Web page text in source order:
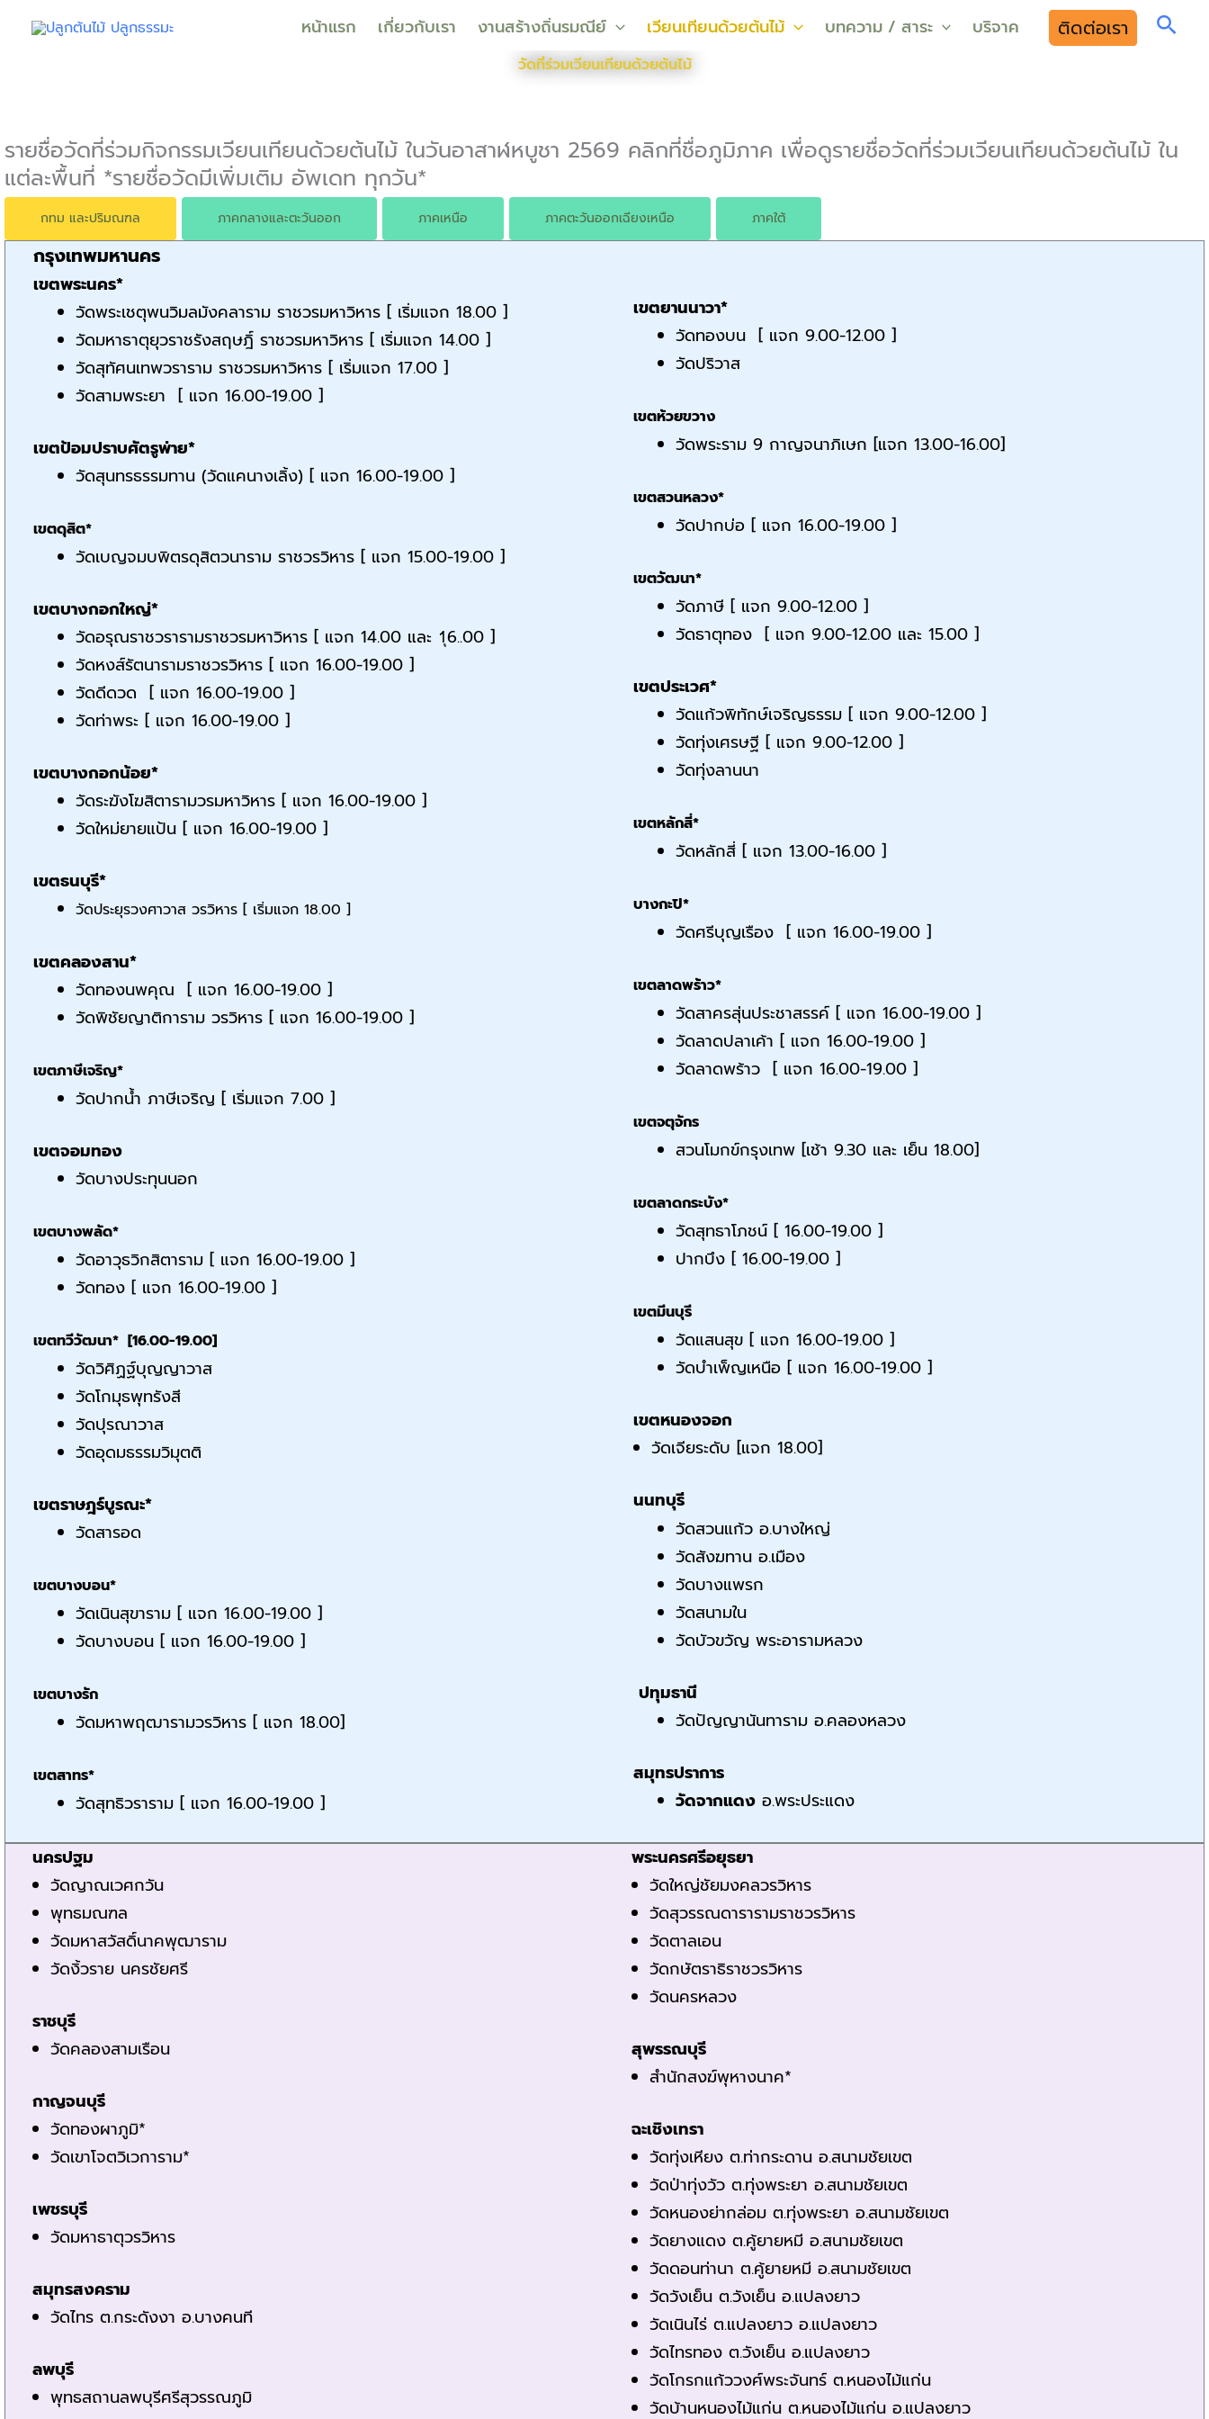
หน้าแรก เกี่ยวกับเรา งานสร้างถิ่นรมณีย์ เวียนเทียนด้วยต้นไม้ บทความ / สาระ บริจาค ติดต่อเรา
วัดที่ร่วมเวียนเทียนด้วยต้นไม้
รายชื่อวัดที่ร่วมกิจกรรมเวียนเทียนด้วยต้นไม้ ในวันอาสาฬหบูชา 2569 คลิกที่ชื่อภูมิภาค เพื่อดูรายชื่อวัดที่ร่วมเวียนเทียนด้วยต้นไม้ ใน
แต่ละพื้นที่ *รายชื่อวัดมีเพิ่มเติม อัพเดท ทุกวัน*
กทม และปริมณฑล ภาคกลางและตะวันออก ภาคเหนือ ภาคตะวันออกเฉียงเหนือ ภาคใต้
กรุงเทพมหานคร
เขตพระนคร*
วัดพระเชตุพนวิมลมังคลาราม ราชวรมหาวิหาร [ เริ่มแจก 18.00 ]
วัดมหาธาตุยุวราชรังสฤษฎิ์ ราชวรมหาวิหาร [ เริ่มแจก 14.00 ]
วัดสุทัศนเทพวราราม ราชวรมหาวิหาร [ เริ่มแจก 17.00 ]
วัดสามพระยา [ แจก 16.00-19.00 ]
เขตป้อมปราบศัตรูพ่าย*
วัดสุนทรธรรมทาน (วัดแคนางเลิ้ง) [ แจก 16.00-19.00 ]
เขตดุสิต*
วัดเบญจมบพิตรดุสิตวนาราม ราชวรวิหาร [ แจก 15.00-19.00 ]
เขตบางกอกใหญ่*
วัดอรุณราชวรารามราชวรมหาวิหาร [ แจก 14.00 และ 1ุ6..00 ]
วัดหงส์รัตนารามราชวรวิหาร [ แจก 16.00-19.00 ]
วัดดีดวด [ แจก 16.00-19.00 ]
วัดท่าพระ [ แจก 16.00-19.00 ]
เขตบางกอกน้อย*
วัดระฆังโฆสิตารามวรมหาวิหาร [ แจก 16.00-19.00 ]
วัดใหม่ยายแป้น [ แจก 16.00-19.00 ]
เขตธนบุรี*
วัดประยุรวงศาวาส วรวิหาร [ เริ่มแจก 18.00 ]
เขตคลองสาน*
วัดทองนพคุณ [ แจก 16.00-19.00 ]
วัดพิชัยญาติการาม วรวิหาร [ แจก 16.00-19.00 ]
เขตภาษีเจริญ*
วัดปากน้ำ ภาษีเจริญ [ เริ่มแจก 7.00 ]
เขตจอมทอง
วัดบางประทุนนอก
เขตบางพลัด*
วัดอาวุธวิกสิตาราม [ แจก 16.00-19.00 ]
วัดทอง [ แจก 16.00-19.00 ]
เขตทวีวัฒนา* [16.00-19.00]
วัดวิศิฏฐ์บุญญาวาส
วัดโกมุธพุทรังสี
วัดปุรณาวาส
วัดอุดมธรรมวิมุตติ
เขตราษฎร์บูรณะ*
วัดสารอด
เขตบางบอน*
วัดเนินสุขาราม [ แจก 16.00-19.00 ]
วัดบางบอน [ แจก 16.00-19.00 ]
เขตบางรัก
วัดมหาพฤฒารามวรวิหาร [ แจก 18.00]
เขตสาทร*
วัดสุทธิวราราม [ แจก 16.00-19.00 ]
เขตยานนาวา*
วัดทองบน [ แจก 9.00-12.00 ]
วัดปริวาส
เขตห้วยขวาง
วัดพระราม 9 กาญจนาภิเษก [แจก 13.00-16.00]
เขตสวนหลวง*
วัดปากบ่อ [ แจก 16.00-19.00 ]
เขตวัฒนา*
วัดภาษี [ แจก 9.00-12.00 ]
วัดธาตุทอง [ แจก 9.00-12.00 และ 15.00 ]
เขตประเวศ*
วัดแก้วพิทักษ์เจริญธรรม [ แจก 9.00-12.00 ]
วัดทุ่งเศรษฐี [ แจก 9.00-12.00 ]
วัดทุ่งลานนา
เขตหลักสี่*
วัดหลักสี่ [ แจก 13.00-16.00 ]
บางกะปิ*
วัดศรีบุญเรือง [ แจก 16.00-19.00 ]
เขตลาดพร้าว*
วัดสาครสุ่นประชาสรรค์ [ แจก 16.00-19.00 ]
วัดลาดปลาเค้า [ แจก 16.00-19.00 ]
วัดลาดพร้าว [ แจก 16.00-19.00 ]
เขตจตุจักร
สวนโมกข์กรุงเทพ [เช้า 9.30 และ เย็น 18.00]
เขตลาดกระบัง*
วัดสุทธาโภชน์ [ 16.00-19.00 ]
ปากบึง [ 16.00-19.00 ]
เขตมีนบุรี
วัดแสนสุข [ แจก 16.00-19.00 ]
วัดบำเพ็ญเหนือ [ แจก 16.00-19.00 ]
เขตหนองจอก
วัดเจียระดับ [แจก 18.00]
นนทบุรี
วัดสวนแก้ว อ.บางใหญ่
วัดสังฆทาน อ.เมือง
วัดบางแพรก
วัดสนามใน
วัดบัวขวัญ พระอารามหลวง
ปทุมธานี
วัดปัญญานันทาราม อ.คลองหลวง
สมุทรปราการ
วัดจากแดงอ.พระประแดง
นครปฐม
วัดญาณเวศกวัน
พุทธมณฑล
วัดมหาสวัสดิ์นาคพุฒาราม
วัดงิ้วราย นครชัยศรี
ราชบุรี
วัดคลองสามเรือน
กาญจนบุรี
วัดทองผาภูมิ*
วัดเขาโจตวิเวการาม*
เพชรบุรี
วัดมหาธาตุวรวิหาร
สมุทรสงคราม
วัดไทร ต.กระดังงา อ.บางคนที
ลพบุรี
พุทธสถานลพบุรีศรีสุวรรณภูมิ
พระนครศรีอยุธยา
วัดใหญ่ชัยมงคลวรวิหาร
วัดสุวรรณดารารามราชวรวิหาร
วัดตาลเอน
วัดกษัตราธิราชวรวิหาร
วัดนครหลวง
สุพรรณบุรี
สำนักสงฆ์พุหางนาค*
ฉะเชิงเทรา
วัดทุ่งเหียง ต.ท่ากระดาน อ.สนามชัยเขต
วัดป่าทุ่งวัว ต.ทุ่งพระยา อ.สนามชัยเขต
วัดหนองย่ากล่อม ต.ทุ่งพระยา อ.สนามชัยเขต
วัดยางแดง ต.คู้ยายหมี อ.สนามชัยเขต
วัดดอนท่านา ต.คู้ยายหมี อ.สนามชัยเขต
วัดวังเย็น ต.วังเย็น อ.แปลงยาว
วัดเนินไร่ ต.แปลงยาว อ.แปลงยาว
วัดไทรทอง ต.วังเย็น อ.แปลงยาว
วัดโกรกแก้ววงศ์พระจันทร์ ต.หนองไม้แก่น
วัดบ้านหนองไม้แก่น ต.หนองไม้แก่น อ.แปลงยาว